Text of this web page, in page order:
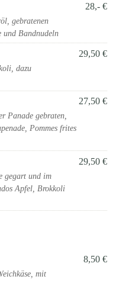
gebratenen
und Bandnudeln
28,- €
dazu
29,50 €
Panade gebraten,
Pommes frites
27,50 €
gegart und im
Apfel, Brokkoli
29,50 €
mit
8,50 €